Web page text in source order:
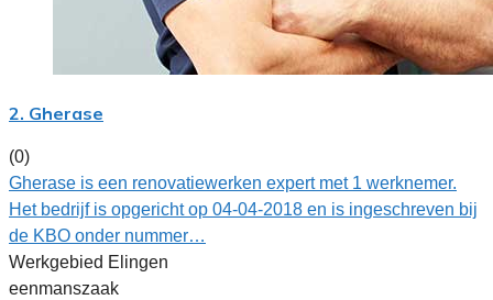
2. Gherase
(0)
Gherase is een renovatiewerken expert met 1 werknemer.
Het bedrijf is opgericht op 04-04-2018 en is ingeschreven bij
de KBO onder nummer…
Werkgebied Elingen
eenmanszaak